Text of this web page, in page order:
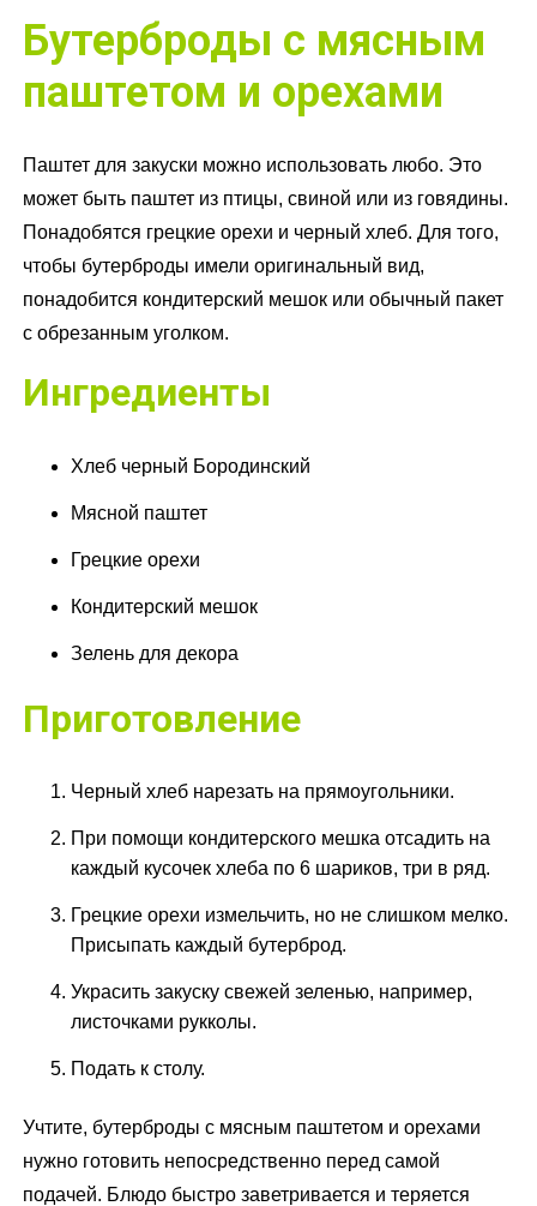
Бутерброды с мясным
паштетом и орехами
Паштет для закуски можно использовать любо. Это
может быть паштет из птицы, свиной или из говядины.
Понадобятся грецкие орехи и черный хлеб. Для того,
чтобы бутерброды имели оригинальный вид,
понадобится кондитерский мешок или обычный пакет
с обрезанным уголком.
Ингредиенты
Хлеб черный Бородинский
Мясной паштет
Грецкие орехи
Кондитерский мешок
Зелень для декора
Приготовление
Черный хлеб нарезать на прямоугольники.
При помощи кондитерского мешка отсадить на
каждый кусочек хлеба по 6 шариков, три в ряд.
Грецкие орехи измельчить, но не слишком мелко.
Присыпать каждый бутерброд.
Украсить закуску свежей зеленью, например,
листочками рукколы.
Подать к столу.
Учтите, бутерброды с мясным паштетом и орехами
нужно готовить непосредственно перед самой
подачей. Блюдо быстро заветривается и теряется